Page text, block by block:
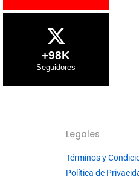
+98K
Legales
Términos y
Política de